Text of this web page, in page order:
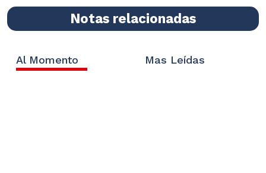
Notas relacionadas
Al Momento Mas Leídas